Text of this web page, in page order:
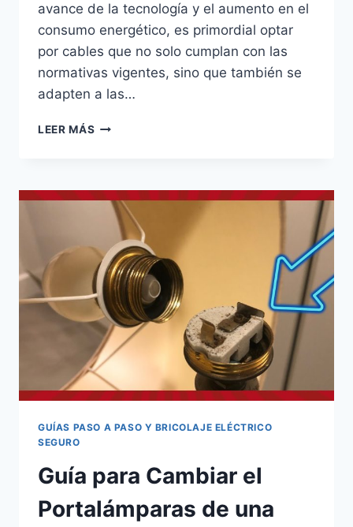
avance de la tecnología y el aumento en el
consumo energético, es primordial optar
por cables que no solo cumplan con las
normativas vigentes, sino que también se
adapten a las…
LEER MÁS RECOMENDACIONES
REFORMAS
MODERNAS
GUÍAS PASO A PASO Y BRICOLAJE ELÉCTRICO
SEGURO
Guía para Cambiar el
Portalámparas de una